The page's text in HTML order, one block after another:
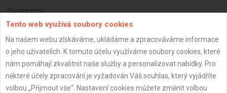
Dostupnost:
Tento web využívá soubory cookies
Na našem webu získáváme, ukládáme a zpracováváme informace
o jeho uživatelích. K tomuto účelu využíváme soubory cookies, které
nám pomáhají zkvalitnit naše služby a personalizovat nabídky. Pro
některé účely zpracování je vyžadován Váš souhlas, který vyjádříte
volbou „Přijmout vše“. Nastavení cookies můžete změnit volbou